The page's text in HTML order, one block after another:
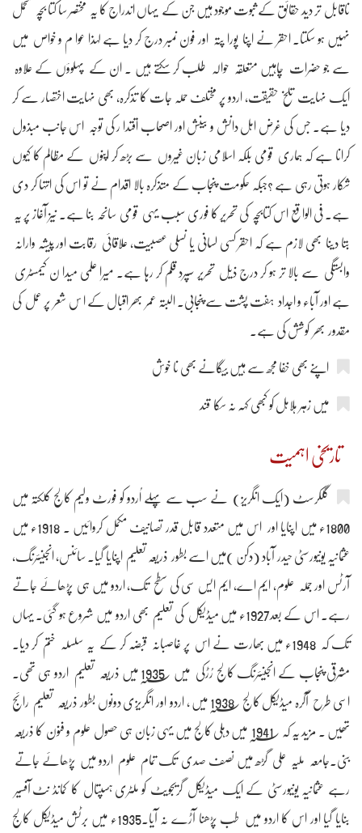
ناقابل تر دید حقائق کے ثبوت موجود ہیں جن کے یہاں اندراج کا یہ مختصر سا کتا بچہ متحمل
نہیں ہو سکتا۔ احقر نے اپنا پورا پتہ اور فون نمبر درج کر دیا ہے لہذا عوا م و خواص میں
سے جو حضرات چاہیں متعلقہ حوالہ طلب کر سکتے ہیں ۔ ان کے پہلوؤں کے علاوہ
ایک نہایت تلخ حقیقت، اردو پر مختلف حملہ جات کا تذکرہ، بھی نہایت اختصار سے کر
دیا ہے۔ جس کی غرض اہل دانش و بینش اور اصحاب اقتدا ر کی توجہ اس جانب مبذول
کرانا ہے کہ ہماری قومی بلکہ اسلامی زبان غیروں سے بڑھ کر اپنوں کے مظالم کا کیوں
شکار ہوتی رہی ہے ؟جبکہ حکومت پنجاب کے متذکرہ بالا اقدام نے تو اس کی انتہا کر دی
ہے۔ فی الواقع اس کتابچہ کی تحریر کا فوری سبب یہی قومی سانحہ بنا ہے۔ نیز آغاز پر یہ
بتا دینا بھی لازم ہے کہ احقر کسی لسانی یا نسلی عصبیت، علاقائی رقابت اور پیشہ وارانہ
وابستگی سے بالا تر ہو کر درج ذیل تحریر سپرد قلم کر رہا ہے۔ میرا علمی میدا ن کیمسٹری
ہے اور آباء و اجداد ہفت پشت سے پنجابی۔ البتہ عمر بھر اقبال کے ا س شعر پر عمل کی
مقدور بھر کوشش کی ہے۔
اپنے بھی خفا مجھ سے ہیں بیگانے بھی نا خوش
میں زہر ہلاہل کو کبھی کہہ نہ سکا قند
تاریخی اہمیت
گلکرسٹ (ایک انگریز) نے سب سے پہلے اُردو کو فورٹ ولیم کالج کلکتہ میں
1800ء میں اپنایا اور اس میں متعدد قابل قدر تصانیف مکمل کروائیں ۔ 1918ء میں
عثمانیہ یونیورسٹی حیدر آباد (دکن )میں اسے بطور ذریعہ تعلیم اپنایا گیا۔ سائنس، انجینئرنگ،
آرٹس اور جملہ علوم، ایم اے، ایم ایس سی کی سطح تک، اردو میں ہی پڑھائے جاتے
رہے۔ اس کے بعد1927ء میں میڈیکل کی تعلیم بھی اردو میں شروع ہو گئی۔ یہاں
تک کہ 1948ء میں بھارت نے اس پر غاصبانہ قبضہ کر کے یہ سلسلہ ختم کر دیا۔
مشرقی پنجاب کے انجینئرنگ کالج رُڑکی میں 1935؁ میں ذریعہ تعلیم اردو ہی تھی۔
اسی طرح آگرہ میڈیکل کالج 1938؁ میں ، اردو اور انگریزی دونوں بطور ذریعہ تعلیم رائج
تھیں ۔ مزید یہ کہ 1941؁ میں دہلی کالج میں یہی زبان ہی حصول علوم و فنون کا ذریعہ
بنی۔جامعہ ملیہ علی گڑھ میں نصف صدی تک تمام علوم اردو میں پڑھائے جاتے
رہے عثمانیہ یونیورسٹی کے ایک میڈیکل گریجویٹ کو ملٹری ہسپتال کا کمانڈ نٹ آفسیر
بنایا گیا اور اس کا اردو میں طب پڑھنا آڑے نہ آیا۔1935ء میں برٹش میڈیکل کالج